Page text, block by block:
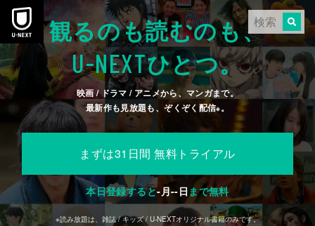
本文へスキップ
観るのも読むのも、
U-NEXTひとつ。
映画 / ドラマ / アニメから、マンガまで。
最新作も見放題も、ぞくぞく配信※。
まずは31日間 無料トライアル
本日登録すると-月--日まで無料
※読み放題は、雑誌 / キッズ / U-NEXTオリジナル書籍のみです。